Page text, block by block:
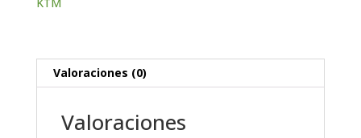
KTM
Valoraciones (0)
Valoraciones